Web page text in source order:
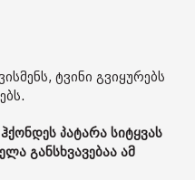
ტვინი გვიყურებს
პატარა სიტყვას
განსხვავებაა ამ